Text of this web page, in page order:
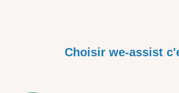
Choisir we-assist